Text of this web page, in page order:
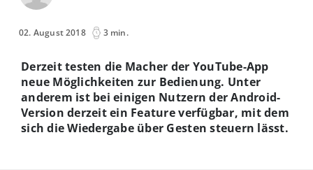
02. August 2018 3 min.
Derzeit testen die Macher der YouTube-App
neue Möglichkeiten zur Bedienung. Unter
anderem ist bei einigen Nutzern der Android-
Version derzeit ein Feature verfügbar, mit dem
sich die Wiedergabe über Gesten steuern lässt.